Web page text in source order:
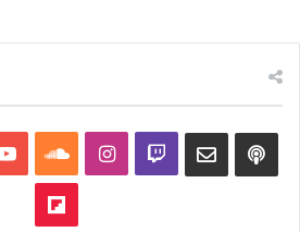
YouTubeSoundCloud
Instagram
Twitch
Flipboard